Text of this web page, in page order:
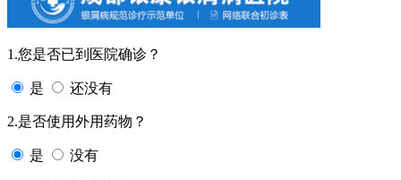
1.您是否已到医院确诊？
是 还没有
2.是否使用外用药物？
是 没有